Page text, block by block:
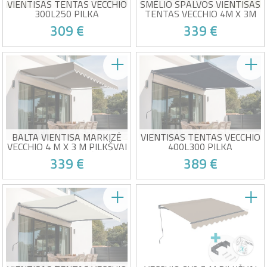
VIENTISAS TENTAS VECCHIO
300L250 PILKA
309 €
Rankinis vientisas tentas
Aukštos kokybės pilka drobė
320g/m²
UV50+ apsauga nuo saulės
Lengva atidaryti ir uždaryti
Savo sėkmės auka!
SMĖLIO SPALVOS VIENTISAS
TENTAS VECCHIO 4M X 3M
339 €
Rankinis vientisas tentas
Aukštos kokybės smėlio
spalvos drobė 320g/m²
UV50+ apsauga nuo saulės
Lengva atidaryti ir uždaryti
Savo sėkmės auka!
BALTA VIENTISA MARKIZĖ
VECCHIO 4 M X 3 M PILKŠVAI
RUDA DROBĖ
339 €
Rankinis monobloko markizė
Aukštos kokybės pilkšvai
rudas audinys 320 g/m²
Apsauga nuo UV50+ saulės
Lengva atidaryti ir uždaryti
Savo sėkmės auka!
VIENTISAS TENTAS VECCHIO
400L300 PILKA
389 €
Rankinis vientisas tentas
Aukštos kokybės pilka drobė
320g/m²
UV50+ apsauga nuo saulės
Lengva atidaryti ir uždaryti
Savo sėkmės auka!